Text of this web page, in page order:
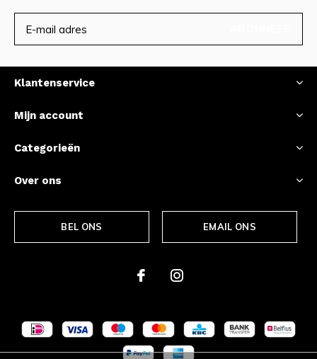
Klantenservice
Mijn account
Categorieën
Over ons
BEL ONS EMAIL ONS